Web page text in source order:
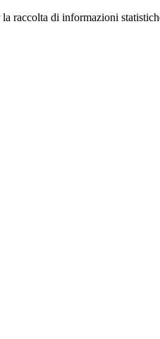
raccolta di informazioni